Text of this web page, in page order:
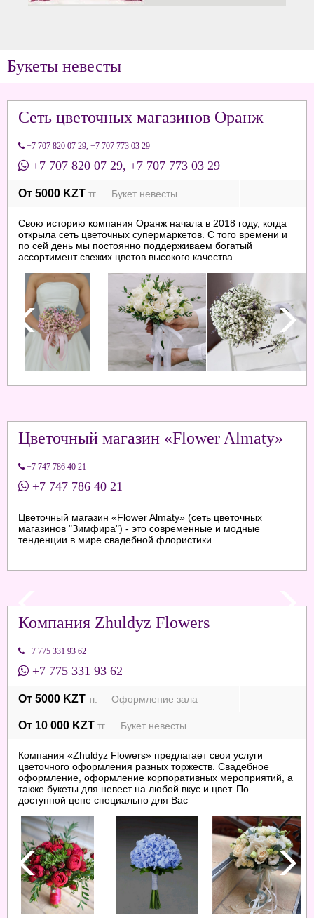
Букеты невесты
Сеть цветочных магазинов Оранж
+7 707 820 07 29 +7 707 773 03 29
+7 707 820 07 29, +7 707 773 03 29
От 5000 KZT тг. Букет невесты
Свою историю компания Оранж начала в 2018 году, когда
открыла сеть цветочных супермаркетов. С того времени и
по сей день мы постоянно поддерживаем богатый
ассортимент свежих цветов высокого качества.
Цветочный магазин «Flower Almaty»
+7 747 786 40 21
+7 747 786 40 21
Цветочный магазин «Flower Almaty» (сеть цветочных
магазинов "Зимфира") - это современные и модные
тенденции в мире свадебной флористики.
Компания Zhuldyz Flowers
+7 775 331 93 62
+7 775 331 93 62
От 5000 KZT тг. Оформление зала
От 10 000 KZT тг. Букет невесты
Компания «Zhuldyz Flowers» предлагает свои услуги
цветочного оформления разных торжеств. Свадебное
оформление, оформление корпоративных мероприятий, а
также букеты для невест на любой вкус и цвет. По
доступной цене специально для Вас